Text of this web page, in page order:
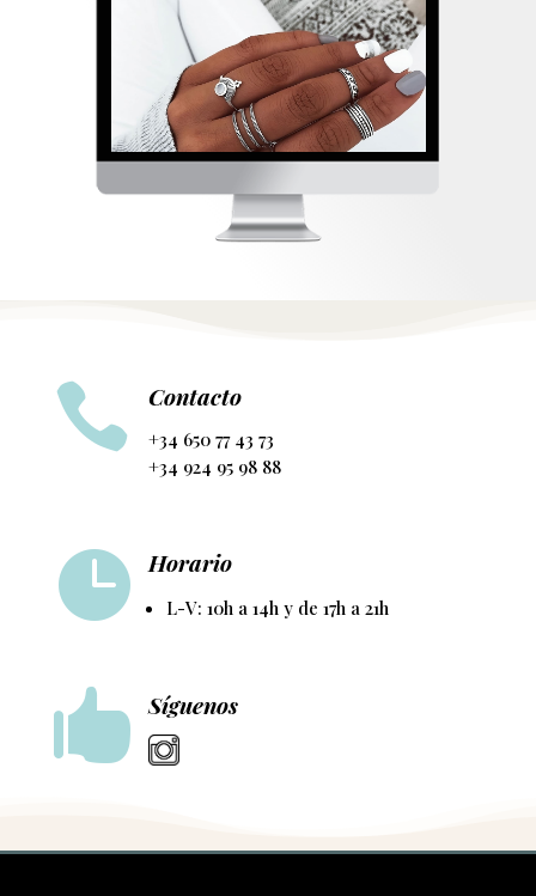
 Contacto
+34 650 77 43 73
+34 924 95 98 88
 Horario
L-V: 10h a 14h y de 17h a 21h
 Síguenos